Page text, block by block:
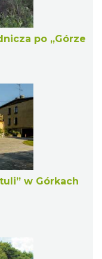
po „Górze
w Górkach